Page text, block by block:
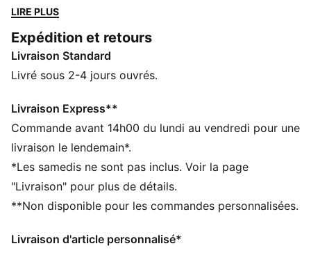
streetwear, instantanément reconnaissable à sa coupe
côtés et un logo PUMA. Pour la nouvelle saison, PUMA
revisite cette silhouette culte avec des détails
recherchés : l’équilibre parfait entre esthétique rétro et
CARACTÉRISTIQUES + AVANTAGES
Confectionné avec un minimum de 20 % de coton
recyclé
Coupe : Décontractée
Matière principale : Piqué
Col : col style chemise
Fermeture : Fermeture zippée à double sens
LIRE PLUS
Expédition et retours
Livraison Standard
Livré sous 2-4 jours ouvrés.
Livraison Express**
Commande avant 14h00 du lundi au vendredi pour une
livraison le lendemain*.
*Les samedis ne sont pas inclus. Voir la page
"Livraison" pour plus de détails.
**Non disponible pour les commandes personnalisées.
Livraison d'article personnalisé*